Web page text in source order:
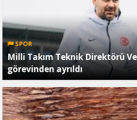
SPOR
Milli Takım Teknik Direktörü
görevinden ayrıldı